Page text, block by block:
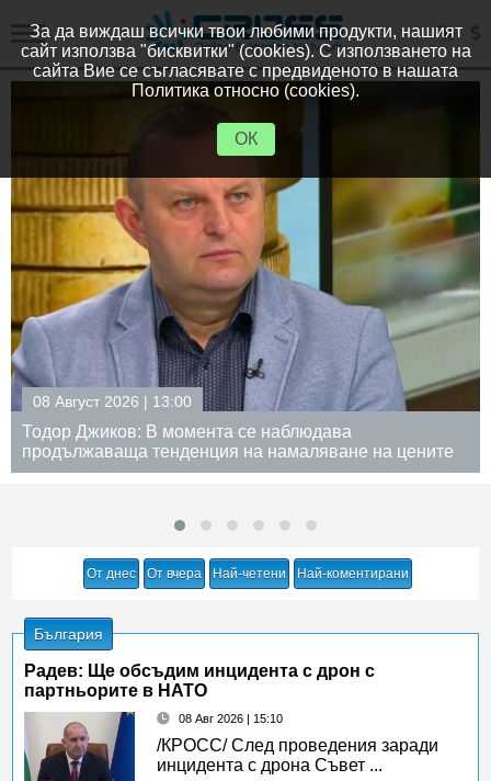
08 Август 2026 | 12:30
Румен Радев след заседание на Съвета по
сигурността: Дрон е нахлул в българското въздушно
пространство (Обновена)
От днес От вчера Най-четени Най-коментирани
България
Радев: Ще обсъдим инцидента с дрон с
партньорите в НАТО
08 Авг 2026 | 15:10
/КРОСС/ След проведения заради
инцидента с дрона Съвет ...
За да виждаш всички твои любими продукти, нашият
сайт използва "бисквитки" (cookies). С използването на
сайта Вие се съгласявате с предвиденото в нашата
Политика относно (cookies).
ОК